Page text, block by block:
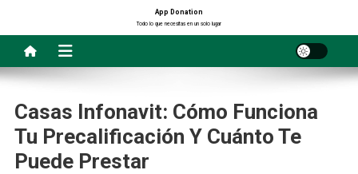
contenido
App Donation
Todo lo que necesitas en un solo lugar
Casas Infonavit: Cómo Funciona
Tu Precalificación Y Cuánto Te
Puede Prestar